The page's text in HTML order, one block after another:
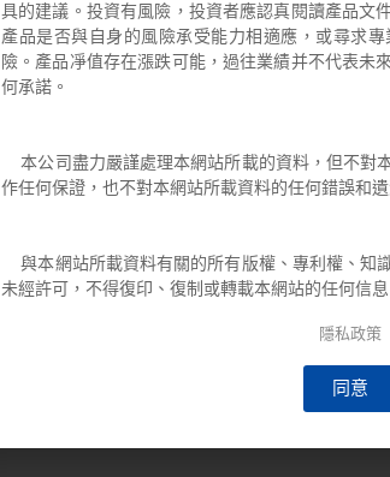
具的建議。投資有風險，投資者應認真閱讀產品文
產品是否與自身的風險承受能力相適應，或尋求
險。產品凈值存在漲跌可能，過往業績并不代表未
何承諾。
本公司盡力嚴謹處理本網站所載的資料，但不對
作任何保證，也不對本網站所載資料的任何錯誤和
與本網站所載資料有關的所有版權、專利權、知
未經許可，不得復印、復制或轉載本網站的任何信息
隱私政策
同意